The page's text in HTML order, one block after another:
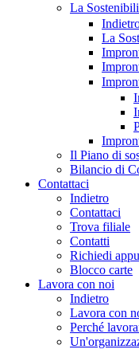
La
La
Il Piano di
Bilancio di
Contattaci
Indietro
Contattaci
Trova filiale
Contatti
Richiedi
Blocco carte
Lavora con noi
Indietro
Lavora con
Perché